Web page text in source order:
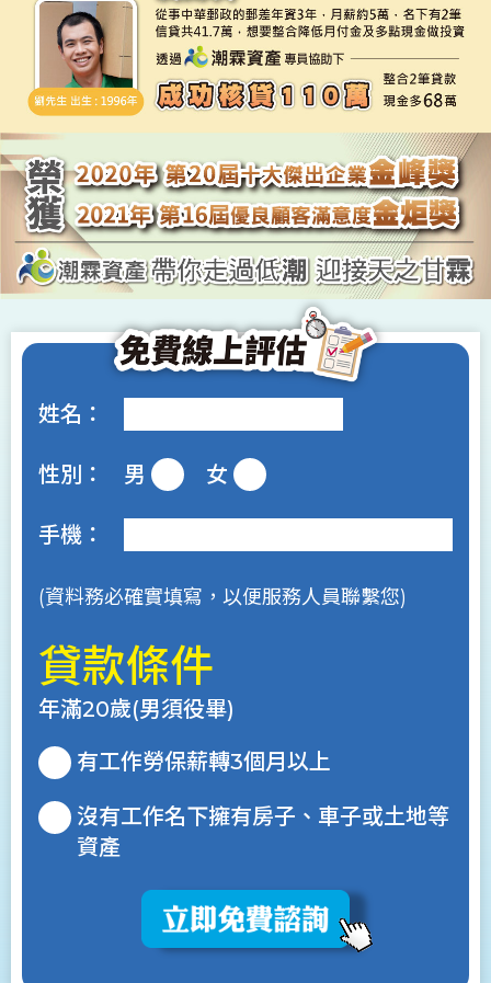
姓名：
性別： 男 女
手機：
(資料務必確實填寫，以便服務人員聯繫您)
貸款條件
年滿20歲(男須役畢)
有工作勞保薪轉3個月以上
沒有工作名下擁有房子、車子或土地等
資產